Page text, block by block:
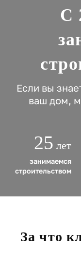
С
Если вы
ваш дом,
25 лет
занимаемся
строительством
За что